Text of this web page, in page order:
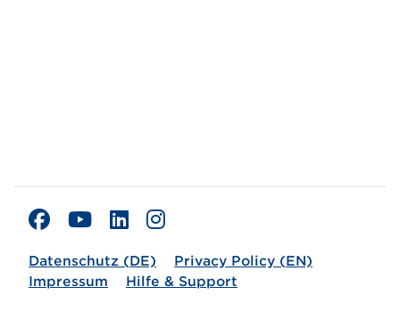
Datenschutz (DE)
Privacy Policy (EN)
Impressum
Hilfe & Support